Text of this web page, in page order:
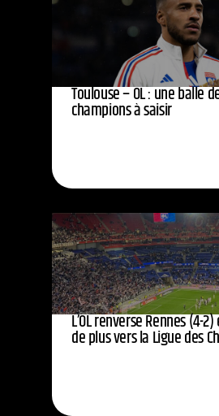
Toulouse – OL : une balle
champions à saisir
L’OL renverse Rennes (4-
de plus vers la Ligue des